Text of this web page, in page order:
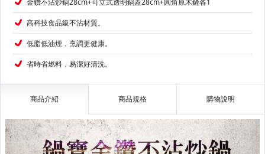
金鑽不沾炒鍋28cm+可立式透明鍋蓋28cm+圓角原木鏟各1
高科技食品級不沾材質。
低脂低油煙，烹調更健康。
省時省燃料，易潔好清洗。
商品介紹 商品規格 購物說明